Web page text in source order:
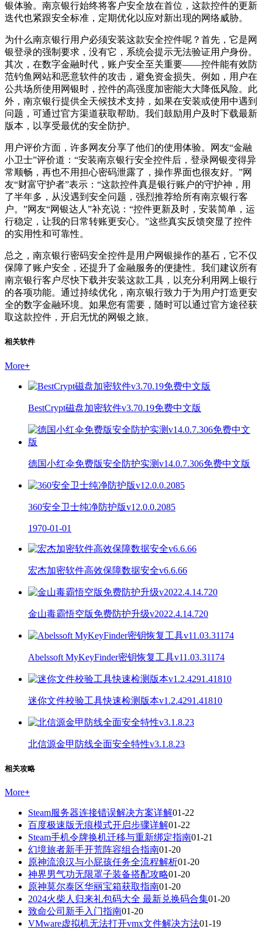
银体验。南京银行始终将客户安全放在首位，这款控件的更新
迭代也紧跟安全标准，定期优化以应对新出现的网络威胁。
为什么南京银行用户必须安装这款安全控件呢？首先，它是网
银登录的强制要求，没有它，系统会提示无法验证用户身份。
其次，在数字金融时代，账户安全至关重要——控件能有效防
范钓鱼网站和恶意软件的攻击，避免资金损失。例如，用户在
公共场所使用网银时，控件的高强度加密能大大降低风险。此
外，南京银行提供全天候技术支持，如果在安装或使用中遇到
问题，可通过官方渠道获取帮助。我们鼓励用户及时下载最新
版本，以享受最优的安全防护。
用户评价方面，许多网友分享了他们的使用体验。网友“金融
小卫士”评价道：“安装南京银行安全控件后，登录网银变得异
常顺畅，再也不用担心密码泄露了，操作界面也很友好。”网
友“财富守护者”表示：“这款控件真是银行账户的守护神，用
了半年多，从没遇到安全问题，强烈推荐给所有南京银行客
户。”网友“网银达人”补充说：“控件更新及时，安装简单，运
行稳定，让我的日常转账更安心。”这些真实反馈突显了控件
的实用性和可靠性。
总之，南京银行密码安全控件是用户网银操作的基石，它不仅
保障了账户安全，还提升了金融服务的便捷性。我们建议所有
南京银行客户尽快下载并安装这款工具，以充分利用网上银行
的各项功能。通过持续优化，南京银行致力于为用户打造更安
全的数字金融环境。如果您有需要，随时可以通过官方途径获
取这款控件，开启无忧的网银之旅。
相关软件
More+
BestCrypt磁盘加密软件v3.70.19免费中文版
德国小红伞免费版安全防护实测v14.0.7.306免费中文版
360安全卫士纯净防护版v12.0.0.2085
1970-01-01
宏杰加密软件高效保障数据安全v6.6.66
金山毒霸悟空版免费防护升级v2022.4.14.720
Abelssoft MyKeyFinder密钥恢复工具v11.03.31174
迷你文件校验工具快速检测版本v1.2.4291.41810
北信源金甲防线全面安全特性v3.1.8.23
相关攻略
More+
Steam服务器连接错误解决方案详解01-22
百度极速版无痕模式开启步骤详解01-22
Steam手机令牌换机迁移与重新绑定指南01-21
幻境旅者新手开荒阵容组合指南01-20
原神流浪汉与小屁孩任务全流程解析01-20
神界男气功无限罩子装备搭配攻略01-20
原神莫尔泰区华丽宝箱获取指南01-20
2024火柴人归来礼包码大全 最新兑换码合集01-20
致命公司新手入门指南01-20
VMware虚拟机无法打开vmx文件解决方法01-19